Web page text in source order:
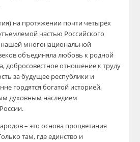
на протяжении почти четырёх
частью Российского
нашей многонациональной
объединяла любовь к родной
добросовестное отношение к труду
за будущее республики и
гордятся богатой историей,
духовным наследием
– это основа процветания
там, где единство и